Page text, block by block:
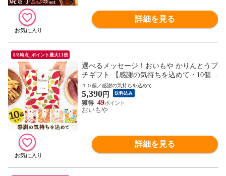
詳細を見る
8/8時点_ポイント最大11倍
選べるメッセージ！おいもや かりんとうプ
チギフト 【感謝の気持ちを込めて・10個セ
ット】 送料無料 人気 スイーツ お菓子 産
休 お祝い返し お返し 芋けんぴ ※指定O
K！
１０個／感謝の気持ちを込めて
5,390円 送料込み
49
おいもや
詳細を見る